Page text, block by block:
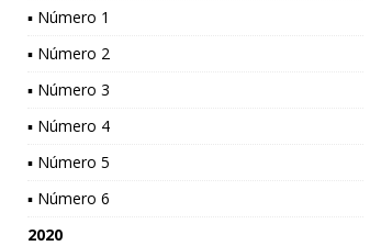
▪ Número 1
▪ Número 2
▪ Número 3
▪ Número 4
▪ Número 5
▪ Número 6
2020